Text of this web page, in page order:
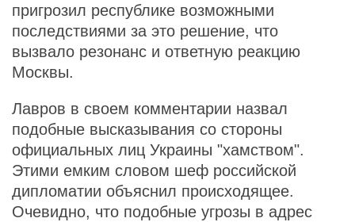
пригрозил республике возможными
последствиями за это решение, что
вызвало резонанс и ответную реакцию
Москвы.
Лавров в своем комментарии назвал
подобные высказывания со стороны
официальных лиц Украины "хамством".
Этими емким словом шеф российской
дипломатии объяснил происходящее.
Очевидно, что подобные угрозы в адрес